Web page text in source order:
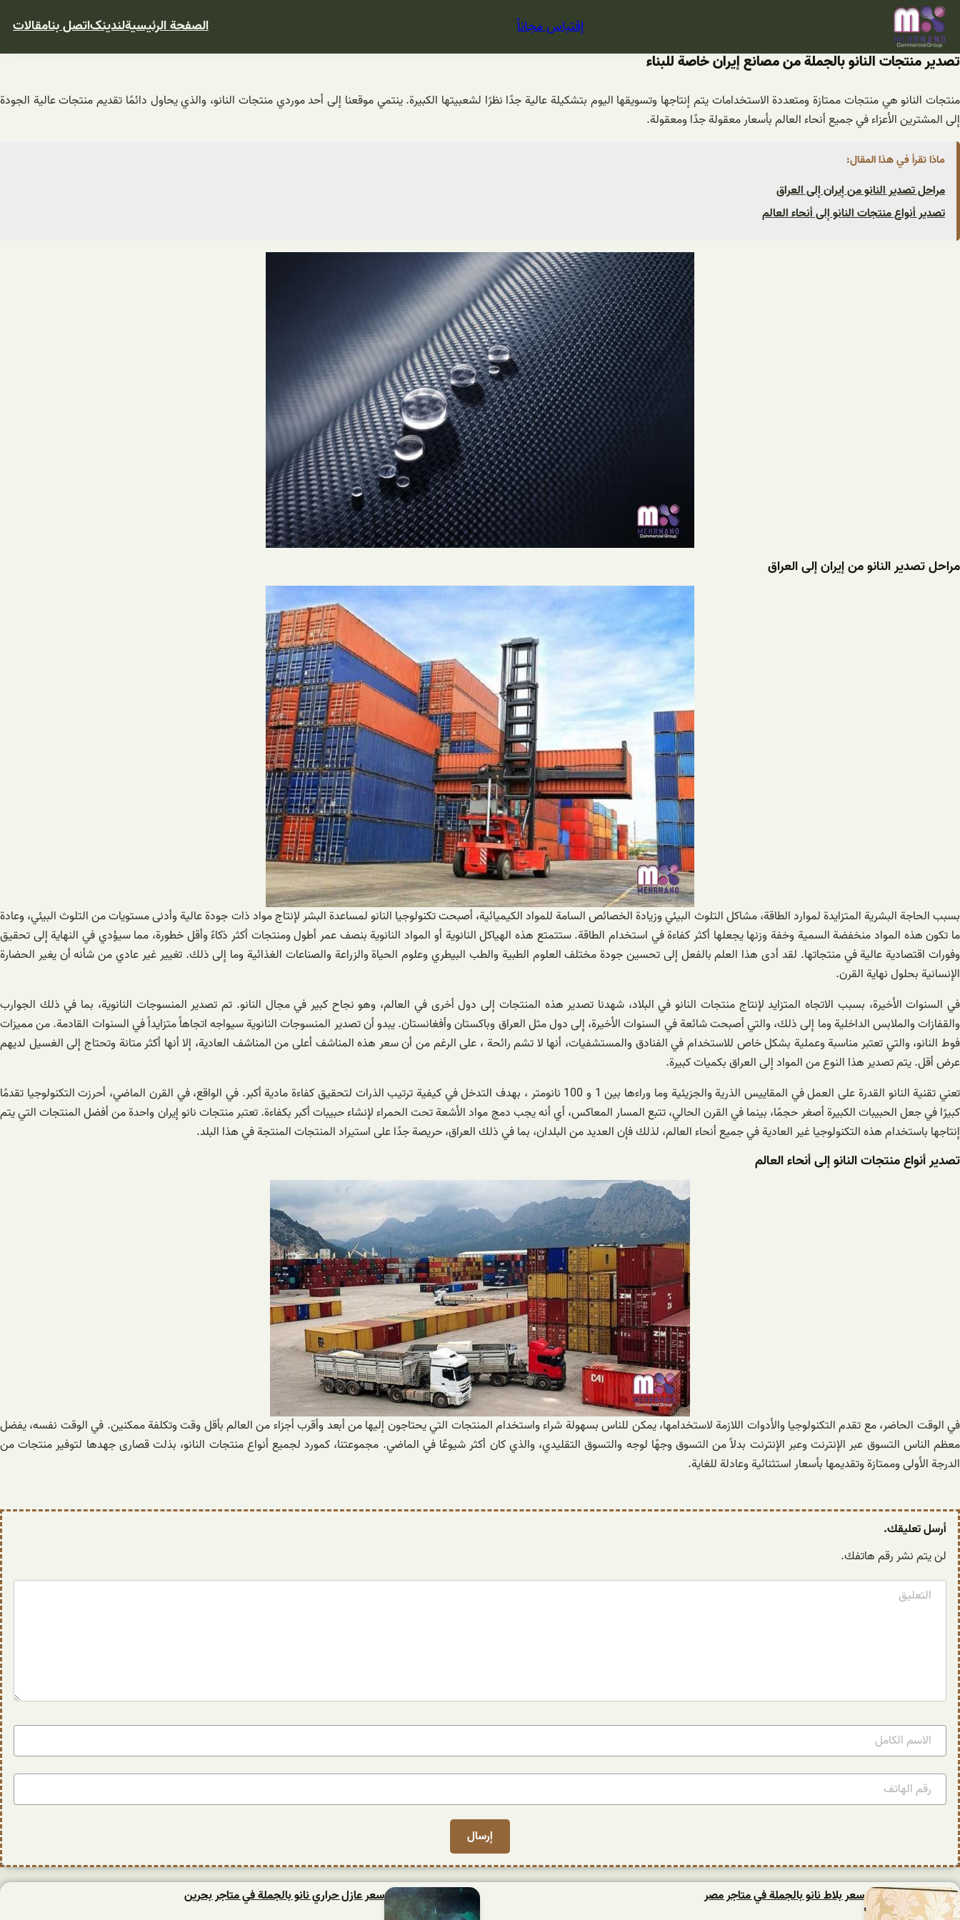
تخطى
المحتوى
إقتباس مجاناً الصفحة الرئيسيةلندینکاتصل بنامقالات
تصدير منتجات النانو بالجملة من مصانع إيران خاصة للبناء
منتجات النانو هي منتجات ممتازة ومتعددة الاستخدامات يتم إنتاجها وتسويقها اليوم بتشكيلة عالية جدًا نظرًا لشعبيتها الكبيرة. ينتمي موقعنا إلى أحد موردي منتجات النانو، والذي يحاول دائمًا تقديم منتجات عالية الجودة
إلى المشترين الأعزاء في جميع أنحاء العالم بأسعار معقولة جدًا ومعقولة.
ماذا تقرأ في هذا المقال:
مراحل تصدير النانو من إيران إلى العراق
تصدير أنواع منتجات النانو إلى أنحاء العالم
مراحل تصدير النانو من إيران إلى العراق
بسبب الحاجة البشرية المتزايدة لموارد الطاقة، مشاكل التلوث البيئي وزيادة الخصائص السامة للمواد الكيميائية، أصبحت تكنولوجيا النانو لمساعدة البشر لإنتاج مواد ذات جودة عالية وأدنى مستويات من التلوث البيئي، وعادة
ما تكون هذه المواد منخفضة السمية وخفة وزنها يجعلها أكثر كفاءة في استخدام الطاقة. ستتمتع هذه الهياكل النانوية أو المواد النانوية بنصف عمر أطول ومنتجات أكثر ذكاءً وأقل خطورة، مما سيؤدي في النهاية إلى تحقيق
وفورات اقتصادية عالية في منتجاتها. لقد أدى هذا العلم بالفعل إلى تحسين جودة مختلف العلوم الطبية والطب البيطري وعلوم الحياة والزراعة والصناعات الغذائية وما إلى ذلك. تغيير غير عادي من شأنه أن يغير الحضارة
الإنسانية بحلول نهاية القرن.
في السنوات الأخيرة، بسبب الاتجاه المتزايد لإنتاج منتجات النانو في البلاد، شهدنا تصدير هذه المنتجات إلى دول أخرى في العالم، وهو نجاح كبير في مجال النانو. تم تصدير المنسوجات النانوية، بما في ذلك الجوارب
والقفازات والملابس الداخلية وما إلى ذلك، والتي أصبحت شائعة في السنوات الأخيرة، إلى دول مثل العراق وباكستان وأفغانستان. يبدو أن تصدير المنسوجات النانوية سيواجه اتجاهاً متزايداً في السنوات القادمة. من مميزات
فوط النانو، والتي تعتبر مناسبة وعملية بشكل خاص للاستخدام في الفنادق والمستشفيات، أنها لا تشم رائحة ، على الرغم من أن سعر هذه المناشف أعلى من المناشف العادية، إلا أنها أكثر متانة وتحتاج إلى الغسيل لديهم
عرض أقل. يتم تصدير هذا النوع من المواد إلى العراق بكميات كبيرة.
تعني تقنية النانو القدرة على العمل في المقاييس الذرية والجزيئية وما وراءها بين 1 و 100 نانومتر ، بهدف التدخل في كيفية ترتيب الذرات لتحقيق كفاءة مادية أكبر. في الواقع، في القرن الماضي، أحرزت التكنولوجيا تقدمًا
كبيرًا في جعل الحبيبات الكبيرة أصغر حجمًا، بينما في القرن الحالي، تتبع المسار المعاكس، أي أنه يجب دمج مواد الأشعة تحت الحمراء لإنشاء حبيبات أكبر بكفاءة. تعتبر منتجات نانو إيران واحدة من أفضل المنتجات التي يتم
إنتاجها باستخدام هذه التكنولوجيا غير العادية في جميع أنحاء العالم، لذلك فإن العديد من البلدان، بما في ذلك العراق، حريصة جدًا على استيراد المنتجات المنتجة في هذا البلد.
تصدير أنواع منتجات النانو إلى أنحاء العالم
في الوقت الحاضر، مع تقدم التكنولوجيا والأدوات اللازمة لاستخدامها، يمكن للناس بسهولة شراء واستخدام المنتجات التي يحتاجون إليها من أبعد وأقرب أجزاء من العالم بأقل وقت وتكلفة ممكنين. في الوقت نفسه، يفضل
معظم الناس التسوق عبر الإنترنت وعبر الإنترنت بدلاً من التسوق وجهًا لوجه والتسوق التقليدي، والذي كان أكثر شيوعًا في الماضي. مجموعتنا، كمورد لجميع أنواع منتجات النانو، بذلت قصارى جهدها لتوفير منتجات من
الدرجة الأولى وممتازة وتقديمها بأسعار استثنائية وعادلة للغاية.
أرسل تعليقك.
لن يتم نشر رقم هاتفك.
سعر بلاط نانو بالجملة في متاجر مصر سعر عازل حراري نانو بالجملة في متاجر بحرين